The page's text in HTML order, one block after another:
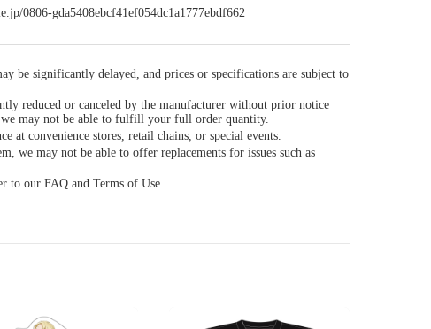
0806-gda5408ebcf41ef054dc1a1777ebdf662
be significantly delayed, and prices or specifications are subject to
reduced or canceled by the manufacturer without prior notice
we may not be able to fulfill your full order quantity.
at convenience stores, retail chains, or special events.
we may not be able to offer replacements for issues such as
to our FAQ and Terms of Use.